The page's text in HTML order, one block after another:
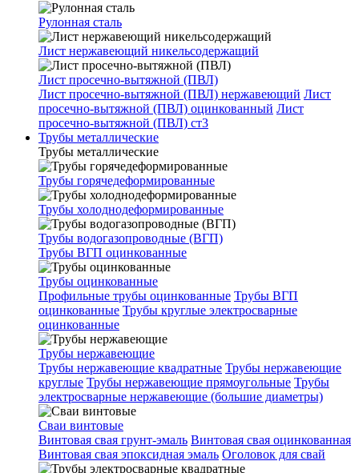
Рулонная сталь
Лист нержавеющий никельсодержащий
Лист просечно-вытяжной (ПВЛ)
Лист просечно-вытяжной (ПВЛ) нержавеющий Лист
просечно-вытяжной (ПВЛ) оцинкованный Лист
просечно-вытяжной (ПВЛ) ст3
Трубы металлические
Трубы металлические
Трубы горячедеформированные
Трубы холоднодеформированные
Трубы водогазопроводные (ВГП)
Трубы ВГП оцинкованные
Трубы оцинкованные
Профильные трубы оцинкованные Трубы ВГП
оцинкованные Трубы круглые электросварные
оцинкованные
Трубы нержавеющие
Трубы нержавеющие квадратные Трубы нержавеющие
круглые Трубы нержавеющие прямоугольные Трубы
электросварные нержавеющие (большие диаметры)
Сваи винтовые
Винтовая свая грунт-эмаль Винтовая свая оцинкованная
Винтовая свая эпоксидная эмаль Оголовок для свай